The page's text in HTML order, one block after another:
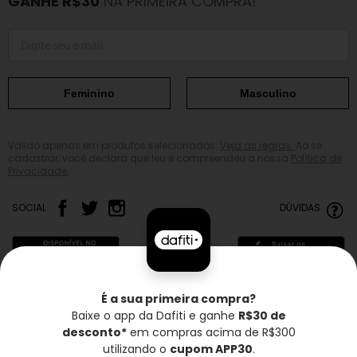
Feminino Masculino
SOCIAL DÚVIDAS
Frete grátis* Troca grátis Entrega rápida
É a sua primeira compra?
Baixe o app da Dafiti e ganhe R$30 de
desconto*em compras acima de R$300
utilizando o cupom APP30.